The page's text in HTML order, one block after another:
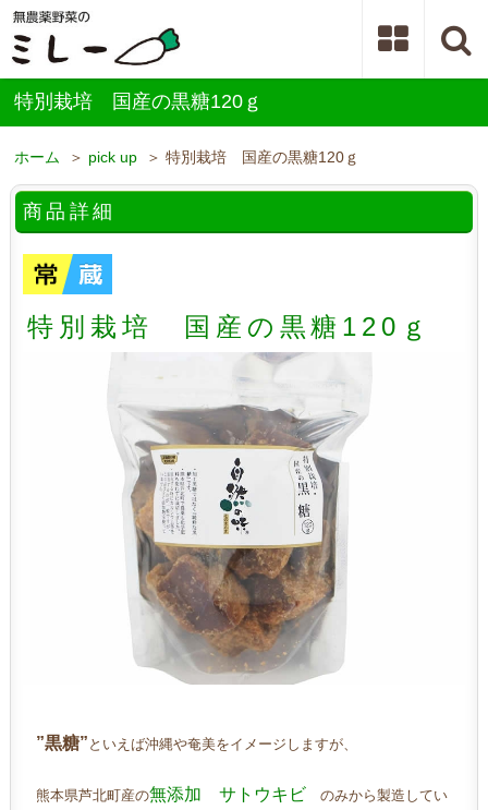
特別栽培 国産の黒糖120ｇ
ホーム ＞ pick up ＞ 特別栽培 国産の黒糖120ｇ
商品詳細
特別栽培 国産の黒糖120ｇ
”黒糖” といえば沖縄や奄美をイメージしますが、
熊本県芦北町産の無添加 サトウキビ のみから製造してい